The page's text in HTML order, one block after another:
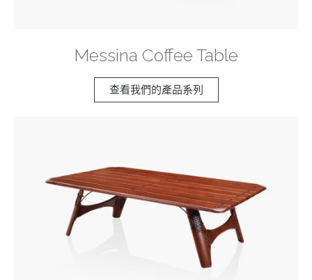
Messina Coffee Table
查看我們的產品系列